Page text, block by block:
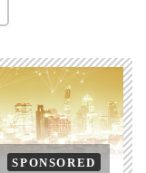
SPONSORED